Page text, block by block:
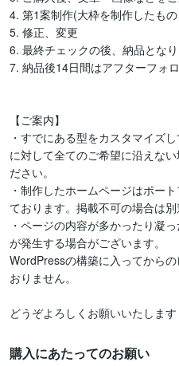
4. 第1案制作(大枠を制作したも
5. 修正、変更
6. 最終チェックの後、納品となり
7. 納品後14日間はアフターフォ
【ご案内】
・すでにある型をカスタマイズ
に対して全てのご希望に沿えな
ださい。
・制作したホームページはポー
ております。掲載不可の場合は別
・ページの内容が多かったり凝
が発生する場合がございます。
WordPressの構築に入ってから
おりません。
どうぞよろしくお願いいたします
購入にあたってのお願い